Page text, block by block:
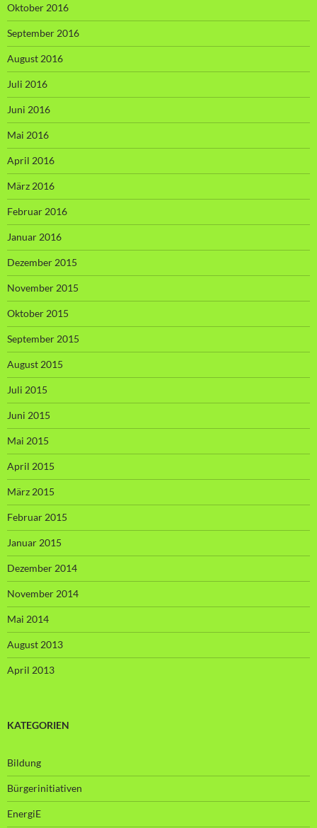
Oktober 2016
September 2016
August 2016
Juli 2016
Juni 2016
Mai 2016
April 2016
März 2016
Februar 2016
Januar 2016
Dezember 2015
November 2015
Oktober 2015
September 2015
August 2015
Juli 2015
Juni 2015
Mai 2015
April 2015
März 2015
Februar 2015
Januar 2015
Dezember 2014
November 2014
Mai 2014
August 2013
April 2013
KATEGORIEN
Bildung
Bürgerinitiativen
EnergiE